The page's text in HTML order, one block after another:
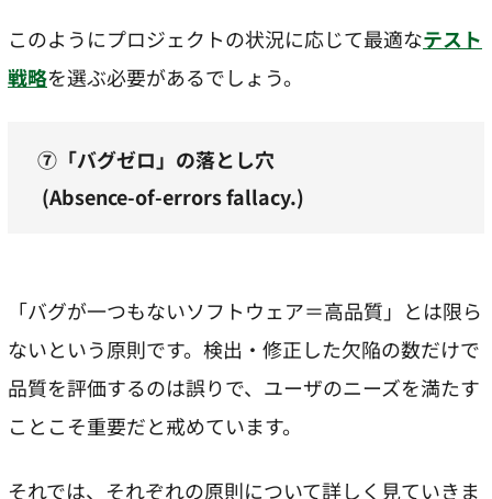
このようにプロジェクトの状況に応じて最適なテスト
戦略を選ぶ必要があるでしょう。
⑦「バグゼロ」の落とし穴
(Absence-of-errors fallacy.)
「バグが一つもないソフトウェア＝高品質」とは限ら
ないという原則です。検出・修正した欠陥の数だけで
品質を評価するのは誤りで、ユーザのニーズを満たす
ことこそ重要だと戒めています。
それでは、それぞれの原則について詳しく見ていきま